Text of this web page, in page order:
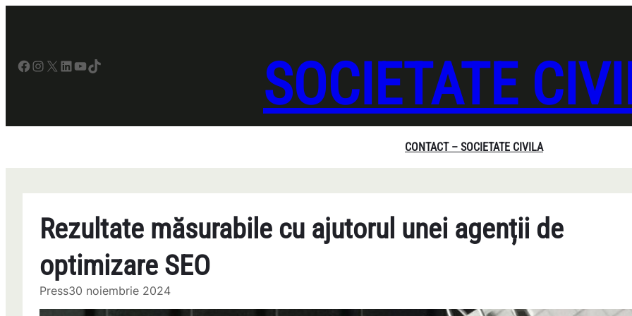
Facebook InstagramX LinkedIn YouTube TikTok SOCIETATE
CONTACT – SOCIETATE CIVILA
Rezultate măsurabile cu ajutorul unei agenții de
optimizare SEO
Press30 noiembrie 2024